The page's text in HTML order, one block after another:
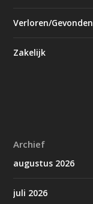
Verloren/Gevonden
Zakelijk
Archief
augustus 2026
juli 2026